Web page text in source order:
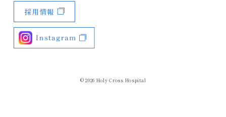
採用情報
© 2026 Holy Cross Hospital